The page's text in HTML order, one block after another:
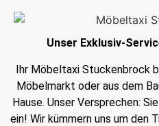
Unser Exklusiv-
Ihr Möbeltaxi Stuckenbrock
Möbelmarkt oder aus dem
Hause. Unser Versprechen:
ein! Wir kümmern uns um den